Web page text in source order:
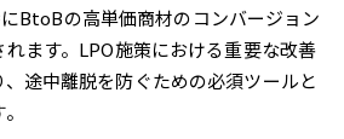
BtoBの高単価商材のコンバージョン
ます。LPO施策における重要な改善
途中離脱を防ぐための必須ツールと